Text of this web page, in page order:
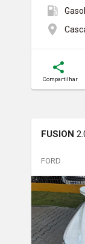
Compartilhar
FUSION
FORD